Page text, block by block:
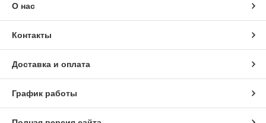
О нас
Контакты
Доставка и оплата
График работы